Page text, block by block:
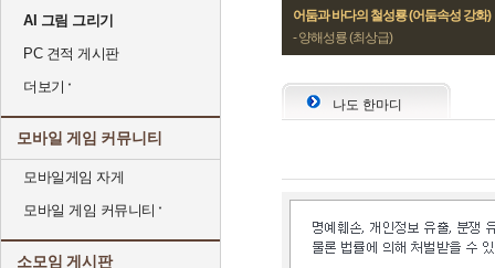
AI 그림 그리기
PC 견적 게시판
더보기
모바일 게임 커뮤니티
모바일게임 자게
모바일 게임 커뮤니티
소모임 게시판
어둠과 바다의 철성룡 (어둠속성 강화)
- 양해성룡 (최상급)
나도 한마디